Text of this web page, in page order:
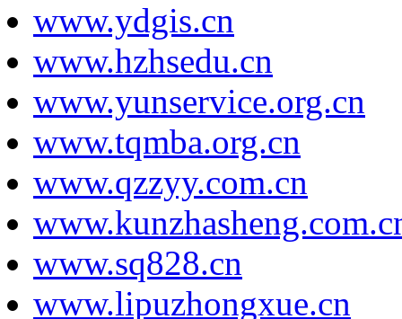
www.ydgis.cn
www.hzhsedu.cn
www.yunservice.org.cn
www.tqmba.org.cn
www.qzzyy.com.cn
www.sq828.cn
www.lipuzhongxue.cn